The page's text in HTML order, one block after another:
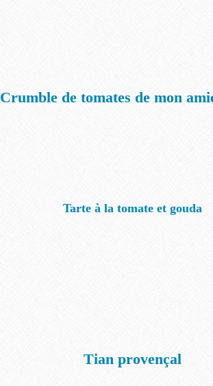
Crumble de tomates de mon
Tarte à la tomate et gouda
Tian provençal